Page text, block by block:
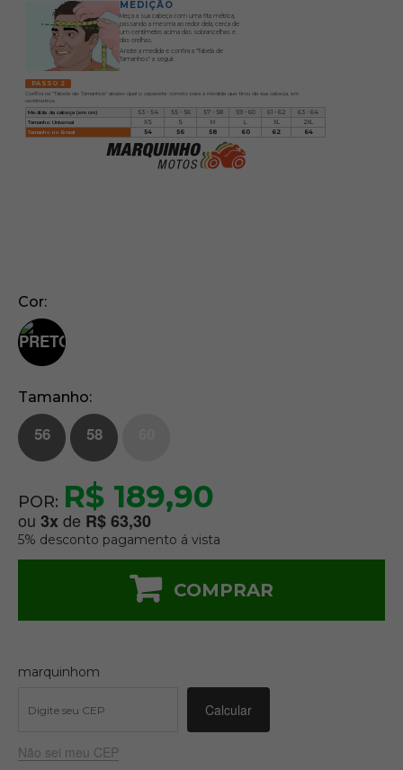
MEDIÇÃO
Meça a sua cabeça com uma fita métrica,
passando a mesma ao redor dela, cerca de
um centímetro acima das sobrancelhas e
das orelhas.
Anote a medida e confira a "Tabela de
Tamanhos" a seguir.
PASSO 2
Confira na "Tabela de Tamanhos" abaixo qual o capacete correto para a medida que tirou da sua cabeça, em
centímetros
Medida da cabeça (em cm)
53 - 54 55 - 56 57 - 58 59 - 60 61 - 62
63 - 64
Tamanho Universal
XS S M L XL
2XL
Tamanho no Brasil
54 56 58 60 62 64
Cor
Tamanho
56 58
POR: R$ 189,90
ou 3xde R$ 63,30
5% desconto pagamento á vista
COMPRAR
marquinhom
Não sei meu CEP